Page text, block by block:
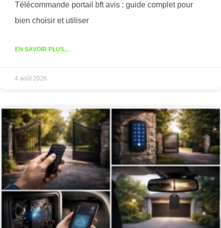
Télécommande portail bft avis : guide complet pour
bien choisir et utiliser
EN SAVOIR PLUS...
4 août 2026